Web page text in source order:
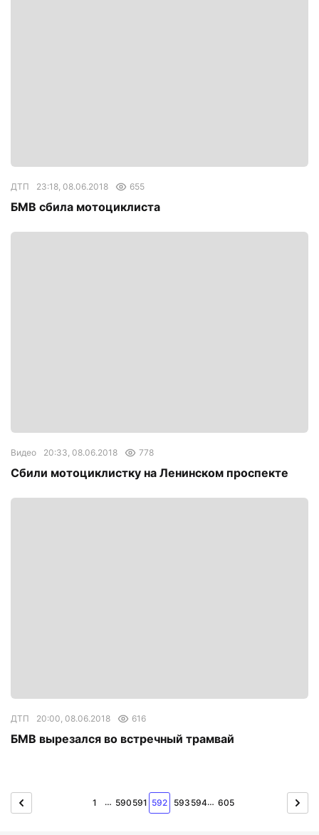
ДТП 23:18, 08.06.2018 655
БМВ сбила мотоциклиста
Видео 20:33, 08.06.2018 778
Сбили мотоциклистку на Ленинском проспекте
ДТП 20:00, 08.06.2018 616
БМВ вырезался во встречный трамвай
1 … 590 591 592 593 594… 605